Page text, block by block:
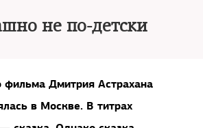
не по-детски
фильма Дмитрия Астрахана
в Москве. В титрах